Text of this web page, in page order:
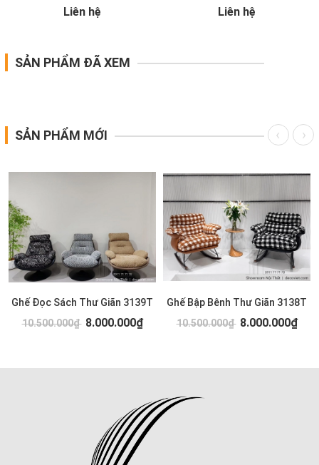
Liên hệ Liên hệ
SẢN PHẨM ĐÃ XEM
SẢN PHẨM MỚI
Ghế Đọc Sách Thư Giãn 3139T
10.500.000₫ 8.000.000₫
Ghế Bập Bênh Thư Giãn 3138T
10.500.000₫ 8.000.000₫